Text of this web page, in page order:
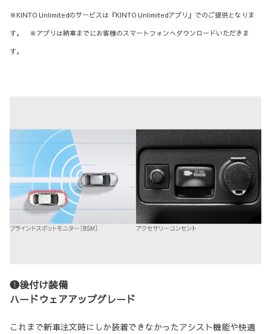
※KINTO Unlimitedのサービスは『KINTO Unlimitedアプリ』でのご提供となりま
す。 ※アプリは納車までにお客様のスマートフォンへダウンロードいただきま
す。
❶後付け装備
ハードウェアアップグレード
これまで新車注文時にしか装着できなかったアシスト機能や快適